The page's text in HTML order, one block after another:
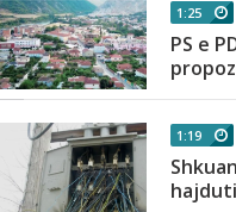
1:25
PS e
1:19